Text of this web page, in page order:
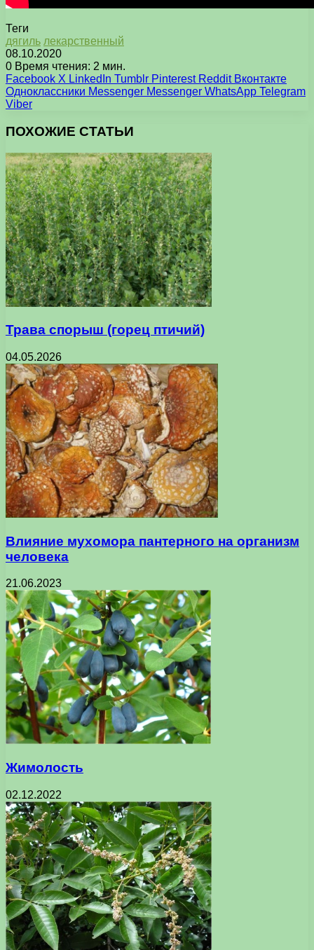
Теги
дягиль лекарственный
08.10.2020
0 Время чтения: 2 мин.
Facebook X LinkedIn Tumblr Pinterest Reddit Вконтакте
Одноклассники Messenger Messenger WhatsApp Telegram
Viber
ПОХОЖИЕ СТАТЬИ
Трава спорыш (горец птичий)
04.05.2026
Влияние мухомора пантерного на организм
человека
21.06.2023
Жимолость
02.12.2022